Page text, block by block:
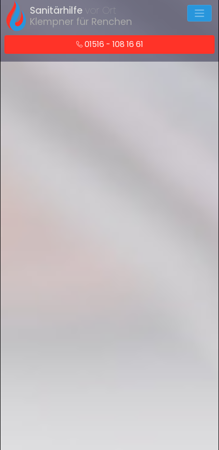
Sanitärhilfe vor Ort
Klempner für Renchen
01516 - 108 16 61